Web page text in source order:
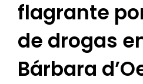
flagrante
de drogas
Bárbara